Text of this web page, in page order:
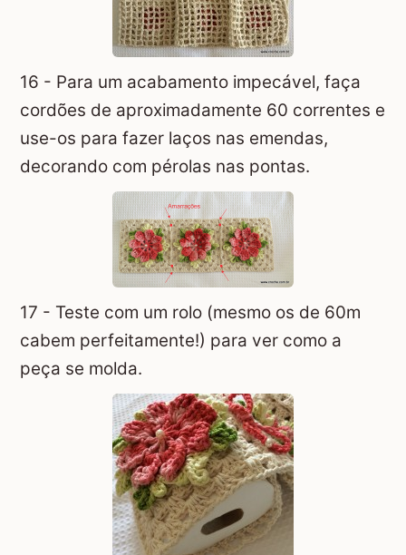
16 - Para um acabamento impecável, faça
cordões de aproximadamente 60 correntes e
use-os para fazer laços nas emendas,
decorando com pérolas nas pontas.
17 - Teste com um rolo (mesmo os de 60m
cabem perfeitamente!) para ver como a
peça se molda.